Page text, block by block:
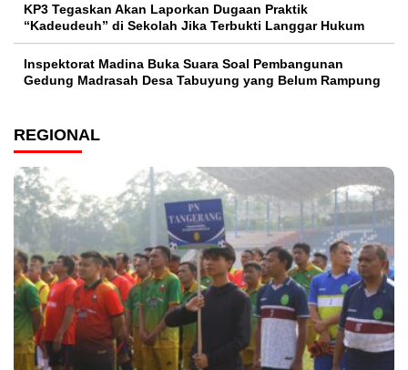
KP3 Tegaskan Akan Laporkan Dugaan Praktik
“Kadeudeuh” di Sekolah Jika Terbukti Langgar Hukum
Inspektorat Madina Buka Suara Soal Pembangunan
Gedung Madrasah Desa Tabuyung yang Belum Rampung
REGIONAL